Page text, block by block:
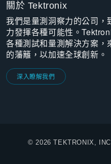
關於 Tektronix
我們是量測洞察力的公司，
力發揮各種可能性。
各種測試和量測解決方案，
的藩籬，以加速全球創新。
深入瞭解我們
© 2026 TEKTRONIX,